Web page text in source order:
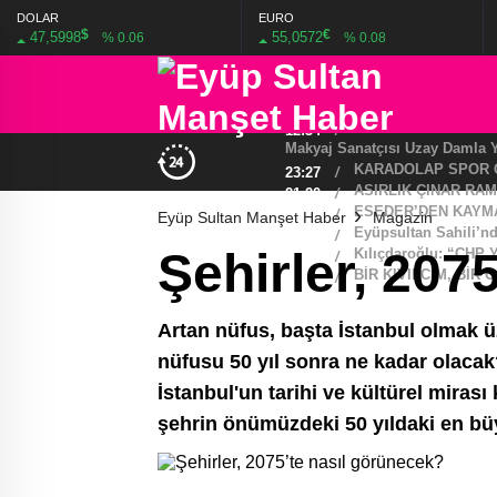
DOLAR
47,5998$ % 0.06
EURO
55,0572€ % 0.08
20:37
19:40
/
MHP EYÜPSULTAN
13:33
BAŞKAN DR.
12:34
/
23:27
/
KARADOLAP SPOR
21:20
/
ASIRLIK ÇINAR
19:46
/
ESEDER’DEN
/
Eyüpsultan
21:23
/
Kılıçdaroğlu: “CHP
21:09
/ BİR KIVILCIM, BİR
Eyüp Sultan Manşet Haber Magazin
Şehirler,
Artan nüfus, başta İstanbul olmak
nüfusu 50 yıl sonra ne kadar
İstanbul'un tarihi ve kültürel mirası
şehrin önümüzdeki 50 yıldaki en